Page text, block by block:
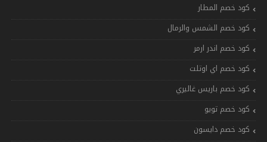
كود خصم المطار
كود خصم الشمس والرمال
كود خصم اندر ارمر
كود خصم اي اوتلت
كود خصم باريس غاليري
كود خصم تويو
كود خصم دايسون